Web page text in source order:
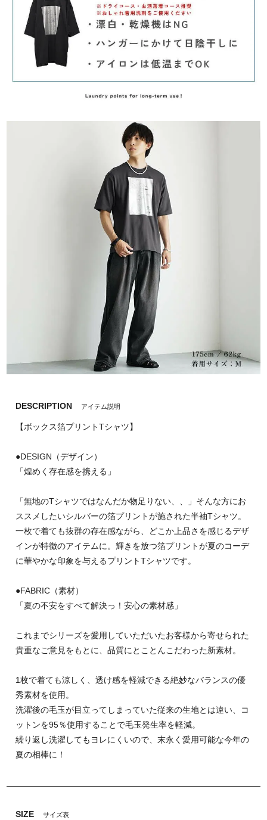
DESCRIPTION アイテム説明
【ボックス箔プリントTシャツ】
●DESIGN（デザイン）
「煌めく存在感を携える」
「無地のTシャツではなんだか物足りない、、」そんな方にお
ススメしたいシルバーの箔プリントが施された半袖Tシャツ。
一枚で着ても抜群の存在感ながら、どこか上品さを感じるデザ
インが特徴のアイテムに。輝きを放つ箔プリントが夏のコーデ
に華やかな印象を与えるプリントTシャツです。
●FABRIC（素材）
「夏の不安をすべて解決っ！安心の素材感」
これまでシリーズを愛用していただいたお客様から寄せられた
貴重なご意見をもとに、品質にとことんこだわった新素材。
1枚で着ても涼しく、透け感を軽減できる絶妙なバランスの優
秀素材を使用。
洗濯後の毛玉が目立ってしまっていた従来の生地とは違い、コ
ットンを95％使用することで毛玉発生率を軽減。
繰り返し洗濯してもヨレにくいので、末永く愛用可能な今年の
夏の相棒に！
SIZE サイズ表